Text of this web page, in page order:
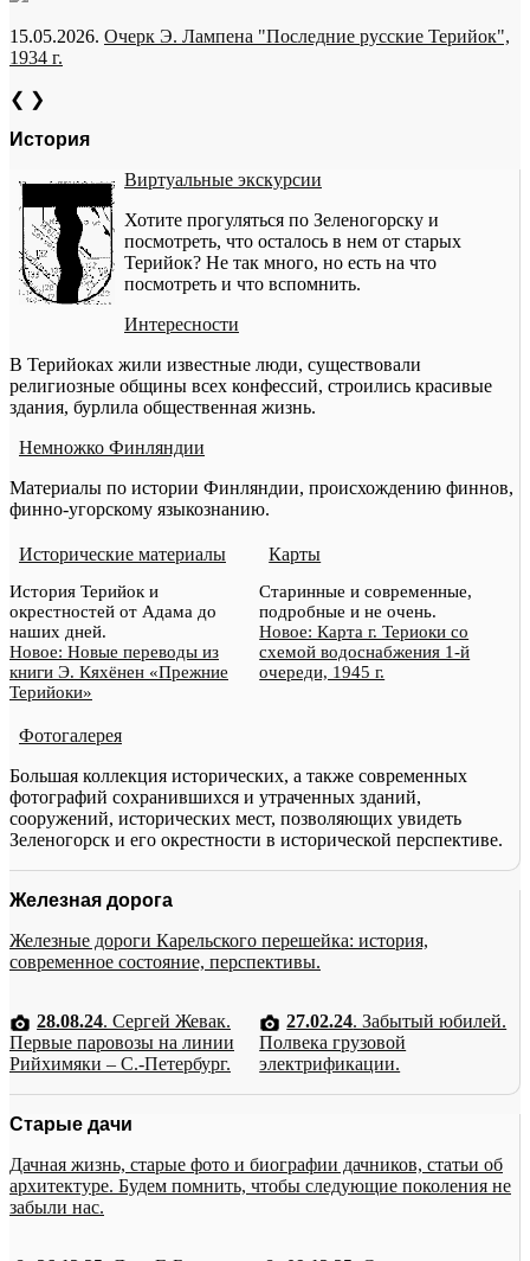
15.05.2026. Очерк Э. Лампена "Последние русские Терийок",
1934 г.
❮ ❯
История
Виртуальные экскурсии
Хотите прогуляться по Зеленогорску и
посмотреть, что осталось в нем от старых
Терийок? Не так много, но есть на что
посмотреть и что вспомнить.
Интересности
В Терийоках жили известные люди, существовали
религиозные общины всех конфессий, строились красивые
здания, бурлила общественная жизнь.
Немножко Финляндии
Материалы по истории Финляндии, происхождению финнов,
финно-угорскому языкознанию.
Исторические материалы
История Терийок и
окрестностей от Адама до
наших дней.
Новое: Новые переводы из
книги Э. Кяхёнен «Прежние
Терийоки»
Карты
Старинные и современные,
подробные и не очень.
Новое: Карта г. Териоки со
схемой водоснабжения 1-й
очереди, 1945 г.
Фотогалерея
Большая коллекция исторических, а также современных
фотографий сохранившихся и утраченных зданий,
сооружений, исторических мест, позволяющих увидеть
Зеленогорск и его окрестности в исторической перспективе.
Железная дорога
Железные дороги Карельского перешейка: история,
современное состояние, перспективы.
28.08.24. Сергей Жевак.
Первые паровозы на линии
Рийхимяки – С.-Петербург.
27.02.24. Забытый юбилей.
Полвека грузовой
электрификации.
Старые дачи
Дачная жизнь, старые фото и биографии дачников, статьи об
архитектуре. Будем помнить, чтобы следующие поколения не
забыли нас.